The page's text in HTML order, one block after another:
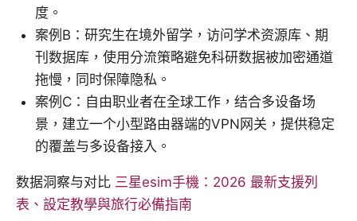
度。
案例B：研究生在境外留学，访问学术资源库、期
刊数据库，使用分流策略避免科研数据被加密通道
拖慢，同时保障隐私。
案例C：自由职业者在全球工作，结合多设备场
景，建立一个小型路由器端的VPN网关，提供稳定
的覆盖与多设备接入。
数据洞察与对比 三星esim手機：2026 最新支援列
表、設定教學與旅行必備指南